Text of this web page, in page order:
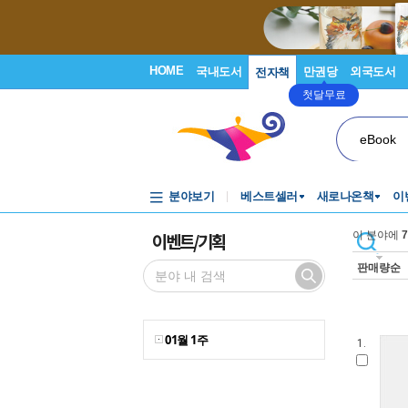
HOME 국내도서 전자책 만권당
첫달무료
외국도서
eBook
분야보기 베스트셀러 새로나온책 이
이벤트/기획
01월 1주
이 분야에 7
판매량순
1.